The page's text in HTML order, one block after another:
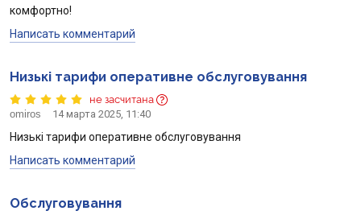
комфортно!
Написать комментарий
Низькі тарифи оперативне обслуговування
не засчитана
omiros
14 марта 2025, 11:40
Низькі тарифи оперативне обслуговування
Написать комментарий
Обслуговування